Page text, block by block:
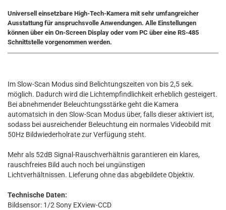
Universell einsetzbare High-Tech-Kamera mit sehr umfangreicher
Ausstattung für anspruchsvolle Anwendungen. Alle Einstellungen
können über ein On-Screen Display oder vom PC über eine RS-485
Schnittstelle vorgenommen werden.
Im Slow-Scan Modus sind Belichtungszeiten von bis 2,5 sek.
möglich. Dadurch wird die Lichtempfindlichkeit erheblich gesteigert.
Bei abnehmender Beleuchtungsstärke geht die Kamera
automatsich in den Slow-Scan Modus über, falls dieser aktiviert ist,
sodass bei ausreichender Beleuchtung ein normales Videobild mit
50Hz Bildwiederholrate zur Verfügung steht.
Mehr als 52dB Signal-Rauschverhältnis garantieren ein klares,
rauschfreies Bild auch noch bei ungünstigen
Lichtverhältnissen. Lieferung ohne das abgebildete Objektiv.
Technische Daten:
Bildsensor: 1/2 Sony EXview-CCD